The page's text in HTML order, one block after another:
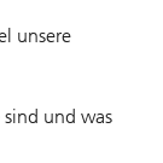
unsere
und was